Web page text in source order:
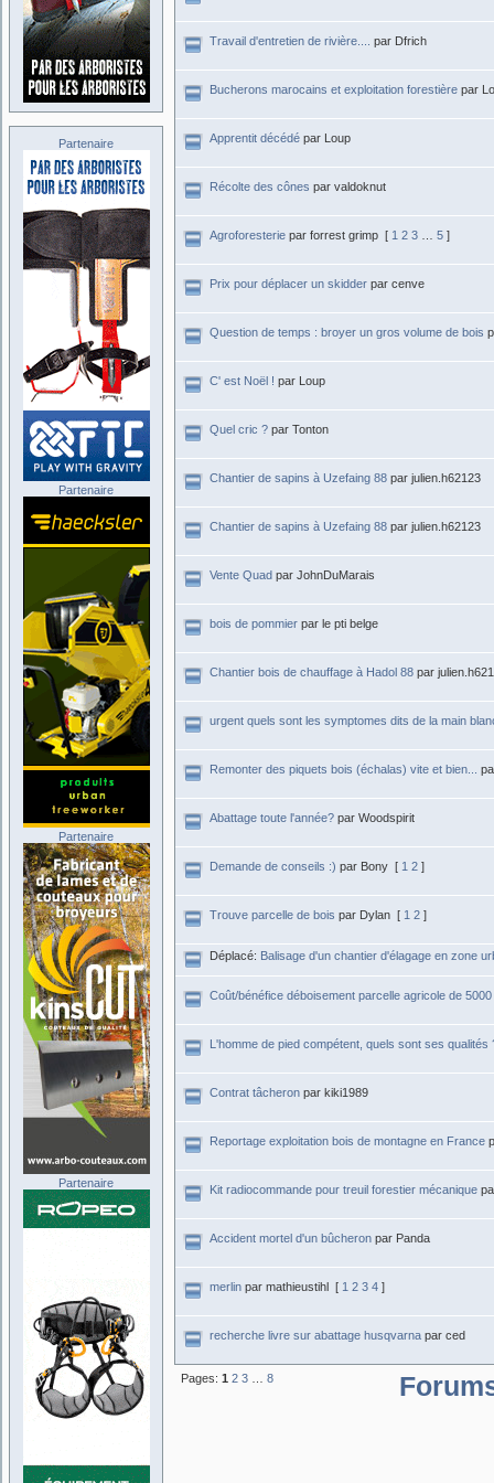
Travail d'entretien de rivière.... par Dfrich
Bucherons marocains et exploitation forestière par
Apprentit décédé par Loup
Récolte des cônes par valdoknut
Agroforesterie par forrest grimp [ 1 2 3 …5 ]
Prix pour déplacer un skidder par cenve
Question de temps : broyer un gros volume de bois
C' est Noël ! par Loup
Quel cric ? par Tonton
Chantier de sapins à Uzefaing 88 par julien.h62123
Chantier de sapins à Uzefaing 88 par julien.h62123
Vente Quad par JohnDuMarais
bois de pommier par le pti belge
Chantier bois de chauffage à Hadol 88 par
urgent quels sont les symptomes dits de la main
Remonter des piquets bois (échalas) vite et bien...
Abattage toute l'année? par Woodspirit
Demande de conseils :) par Bony [ 1 2 ]
Trouve parcelle de bois par Dylan [ 1 2 ]
Déplacé: Balisage d'un chantier d'élagage en zone
Coût/bénéfice déboisement parcelle agricole de 5000
L'homme de pied compétent, quels sont ses qualités
Contrat tâcheron par kiki1989
Reportage exploitation bois de montagne en France
Kit radiocommande pour treuil forestier mécanique
Accident mortel d'un bûcheron par Panda
merlin par mathieustihl [ 1 2 3 4 ]
recherche livre sur abattage husqvarna par ced
Pages: 1 2 3 8
Partenaire
Partenaire
Partenaire
Partenaire